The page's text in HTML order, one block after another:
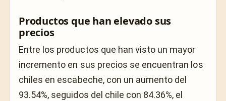
Productos que han elevado sus
precios
Entre los productos que han visto un mayor
incremento en sus precios se encuentran los
chiles en escabeche, con un aumento del
93.54%, seguidos del chile con 84.36%, el